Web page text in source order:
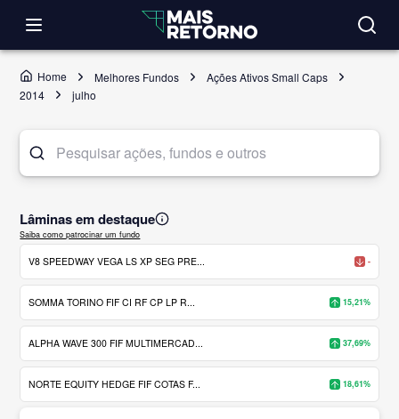
Home Melhores Fundos
Ações Ativos Small Caps
2014
julho
Lâminas em destaque
Saiba como patrocinar um fundo
V8 SPEEDWAY VEGA LS XP SEG PRE... -
SOMMA TORINO FIF CI RF CP LP R... 15,21%
ALPHA WAVE 300 FIF MULTIMERCAD... 37,69%
NORTE EQUITY HEDGE FIF COTAS F... 18,61%